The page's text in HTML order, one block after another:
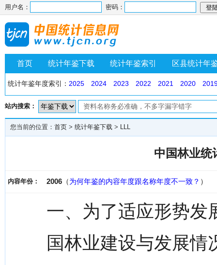
用户名： 密码：
首页 统计年鉴下载 统计年鉴索引 区县统计年
统计年鉴年度索引： 2025 2024 2023 2022 2021 2020
站内搜索：
您当前的位置： 首页 > 统计年鉴下载 > LLL
中国林业统
内容年份： 2006 （为何年鉴的内容年度跟名称年度不一致？ ）
一、为了适应形势发
国林业建设与发展